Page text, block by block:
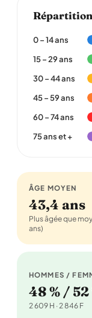
0 – 14 ans
15 – 29 ans
30 – 44 ans
45 – 59 ans
60 – 74 ans
75 ans et +
ÂGE MOYEN
43,4 ans
Plus âgée que
ans)
HOMMES /
48 % / 52
2 609 H · 2 846 F